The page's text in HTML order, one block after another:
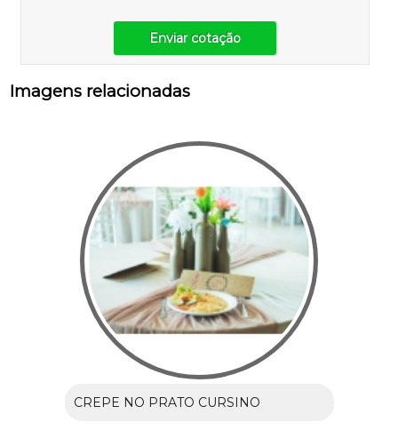
Enviar cotação
Imagens relacionadas
CREPE NO PRATO CURSINO